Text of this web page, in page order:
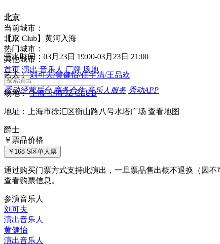
北京
当前城市：
北京
热门城市：
其他城市：
首页 演出 音乐人 厂牌 场地
秀动经营后台 商务合作 音乐人服务 秀动APP
【JZ Club】黄河入海
演出时间：03月23日 19:00-03月23日 21:00
艺人：刘可夫/黄健怡/任宇清/王品欢
场地：上海 上海 JZ CLUB
地址：上海市徐汇区衡山路八号水塔广场 查看地图
爵士
￥ 票品价格
￥168 S区单人票
通过购买门票方式支持此演出， 一旦票品售出概不退换 （因
查看购票信息。
参演音乐人
刘可夫
演出音乐人
黄健怡
演出音乐人